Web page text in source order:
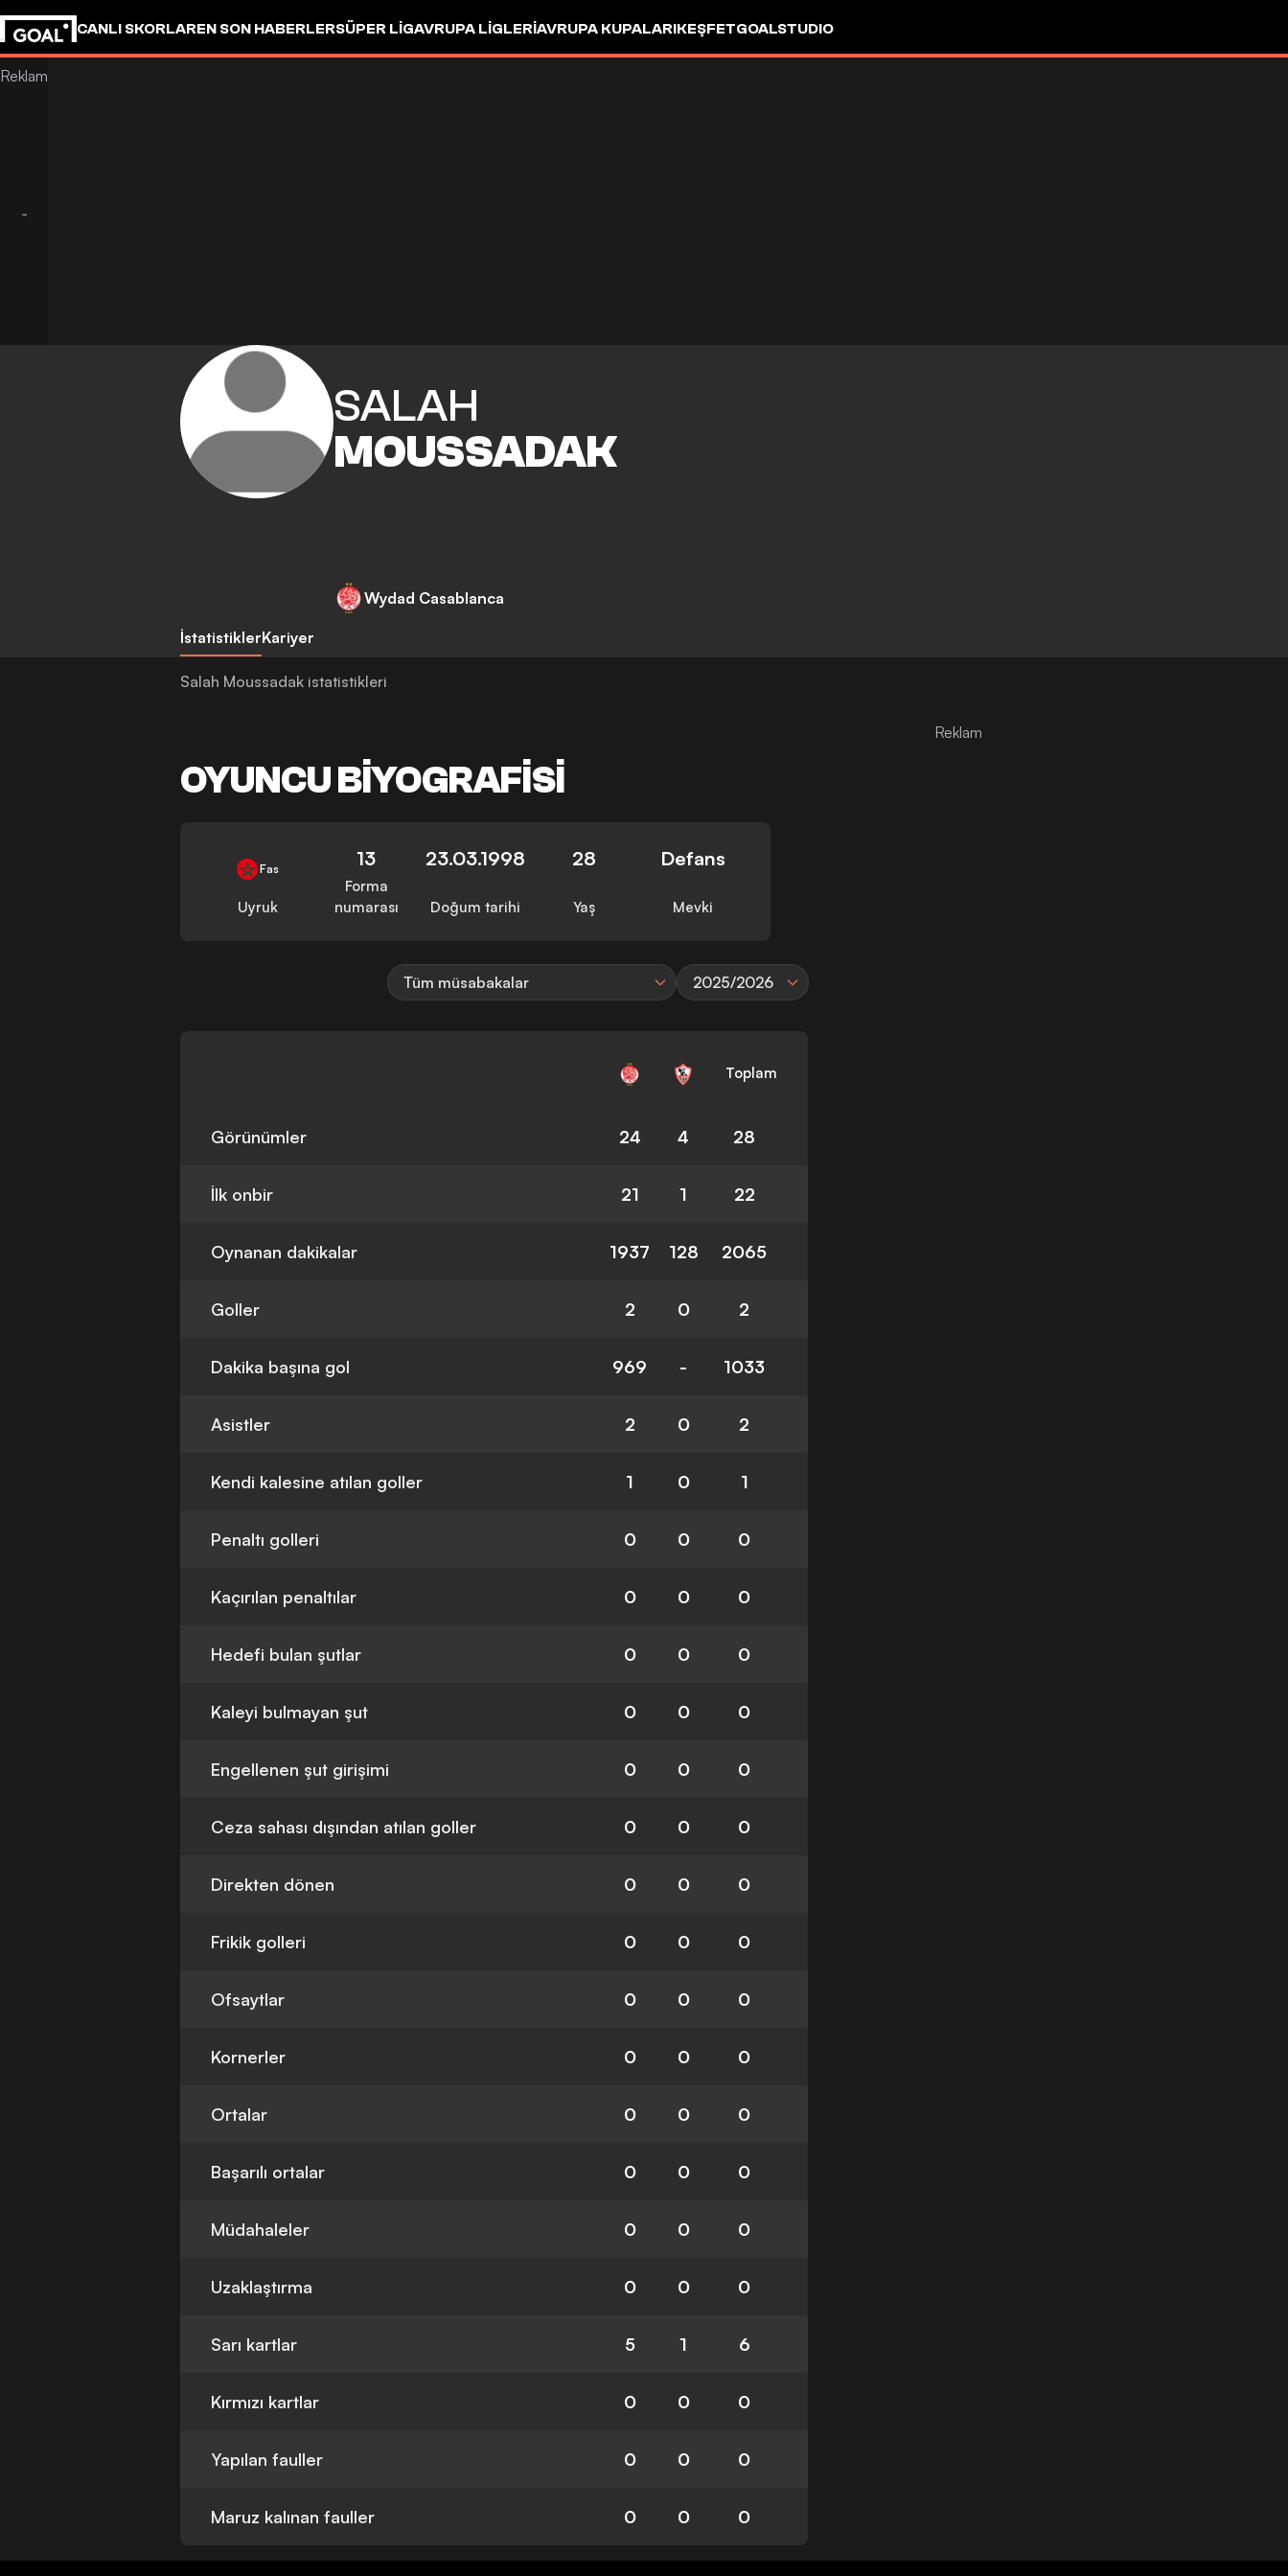
CANLI SKORLAREN SON HABERLERSÜPER LIGAVRUPA LIGLERIAVRUPA KUPALARIKEŞFETGOALSTUDIO
SALAH
MOUSSADAK
Wydad Casablanca
İstatistiklerKariyer
Salah Moussadak istatistikleri
OYUNCU BIYOGRAFISI
Fas
Uyruk
13
Forma
numarası
23.03.1998
Doğum tarihi
28
Yaş
Defans
Mevki
Tüm müsabakalar 2025/2026
Toplam
Görünümler 24 4 28
İlk onbir 21 1 22
Oynanan dakikalar 1937 128 2065
Goller 2 0 2
Dakika başına gol 969 - 1033
Asistler 2 0 2
Kendi kalesine atılan goller 1 0 1
Penaltı golleri 0 0 0
Kaçırılan penaltılar 0 0 0
Hedefi bulan şutlar 0 0 0
Kaleyi bulmayan şut 0 0 0
Engellenen şut girişimi 0 0 0
Ceza sahası dışından atılan goller 0 0 0
Direkten dönen 0 0 0
Frikik golleri 0 0 0
Ofsaytlar 0 0 0
Kornerler 0 0 0
Ortalar 0 0 0
Başarılı ortalar 0 0 0
Müdahaleler 0 0 0
Uzaklaştırma 0 0 0
Sarı kartlar 5 1 6
Kırmızı kartlar 0 0 0
Yapılan fauller 0 0 0
Maruz kalınan fauller 0 0 0